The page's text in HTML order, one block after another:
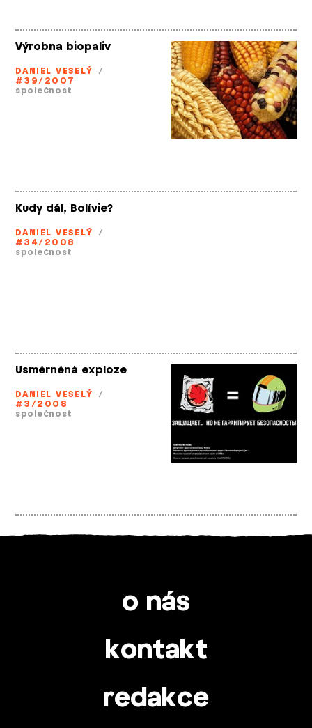
Výrobna biopaliv
DANIEL VESELÝ /
#39/2007
společnost
Kudy dál, Bolívie?
DANIEL VESELÝ /
#34/2008
společnost
Usměrněná exploze
DANIEL VESELÝ /
#3/2008
společnost
o nás
kontakt
redakce